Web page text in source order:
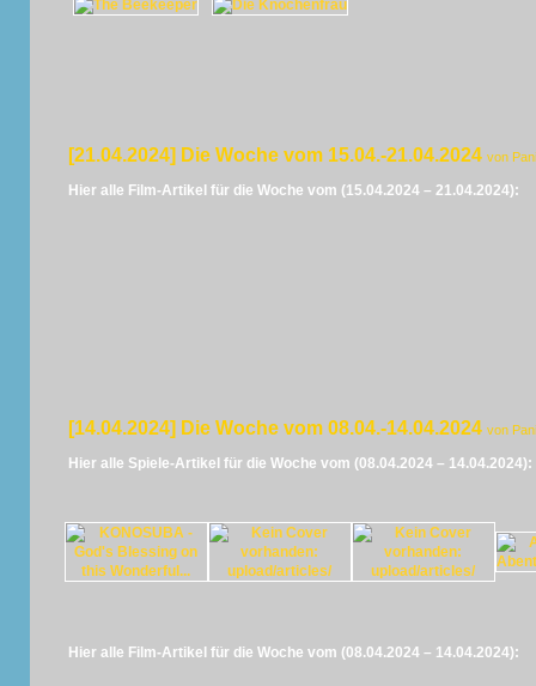
[21.04.2024] Die Woche vom 15.04.-21.04.2024 von
Hier alle Film-Artikel für die Woche vom (15.04.2024 – 21.04.2024):
[14.04.2024] Die Woche vom 08.04.-14.04.2024 von
Hier alle Spiele-Artikel für die Woche vom (08.04.2024 – 14.04.2024):
Hier alle Film-Artikel für die Woche vom (08.04.2024 – 14.04.2024):